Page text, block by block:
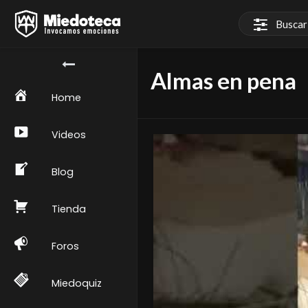
Home
Videos
Blog
Tienda
Foros
Miedoquiz
Almas en pena